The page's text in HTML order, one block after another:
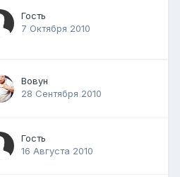
Гость
7 Октября 2010
Вовун
28 Сентября 2010
Гость
16 Августа 2010